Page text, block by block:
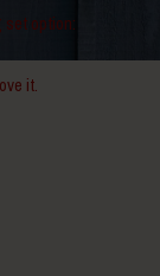
option:
it.